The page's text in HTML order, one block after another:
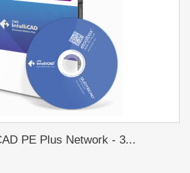
PE Plus Network - 3...